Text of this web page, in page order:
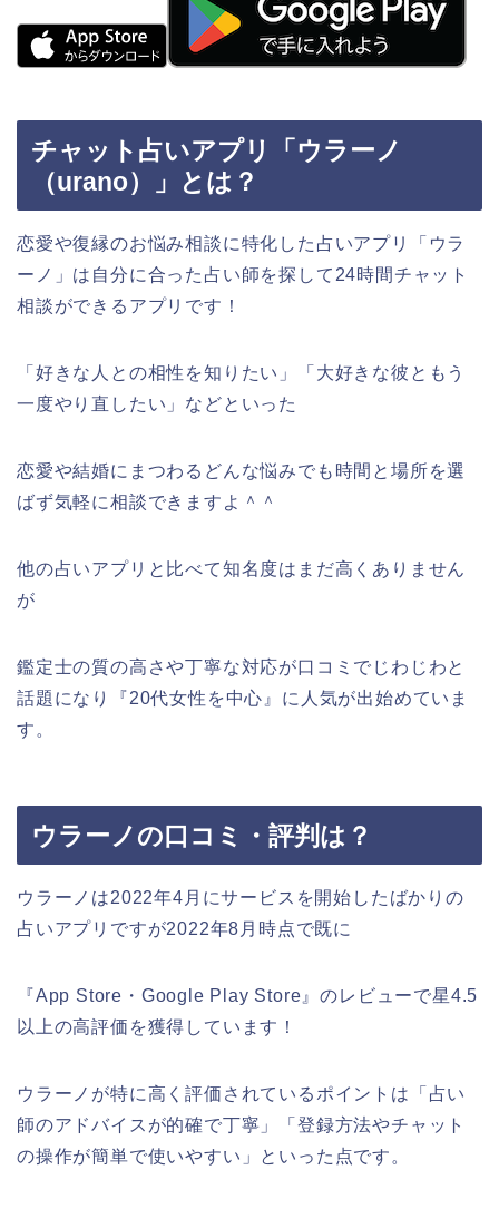
チャット占いアプリ「ウラーノ
（urano）」とは？
恋愛や復縁のお悩み相談に特化した占いアプリ「ウラ
ーノ」は 自分に合った占い師を探して24時間チャット
相談ができるアプリ です！
「好きな人との相性を知りたい」「大好きな彼ともう
一度やり直したい」などといった
恋愛や結婚にまつわるどんな悩みでも時間と場所を選
ばず気軽に相談できますよ＾＾
他の占いアプリと比べて知名度はまだ高くありません
が
鑑定士の質の高さや丁寧な対応が口コミでじわじわと
話題になり『20代女性を中心』に人気が出始めていま
す。
ウラーノの口コミ・評判は？
ウラーノは2022年4月にサービスを開始したばかりの
占いアプリですが2022年8月時点で既に
『App Store・Google Play Store』のレビューで星4.5
以上の高評価 を獲得しています！
ウラーノが特に高く評価されているポイントは
「占い
師のアドバイスが的確で丁寧」「登録方法やチャット
の操作が簡単で使いやすい」 といった点です。